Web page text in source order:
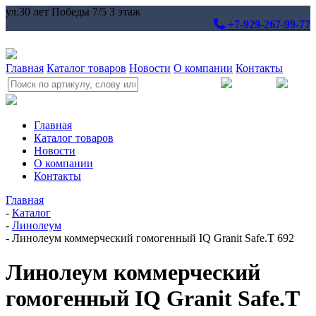
ул.30 лет Победы 7/5 3 этаж
+7-929-267-99-77
Главная Каталог товаров Новости О компании Контакты
Главная
Каталог товаров
Новости
О компании
Контакты
Главная
- Каталог
- Линолеум
- Линолеум коммерческий гомогенный IQ Granit Safe.T 692
Линолеум коммерческий
гомогенный IQ Granit Safe.T